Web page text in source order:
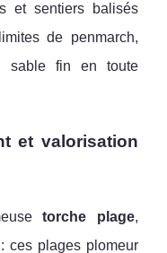
et sentiers balisés
de penmarch,
sable fin en toute
et valorisation
torche plage,
ces plages plomeur